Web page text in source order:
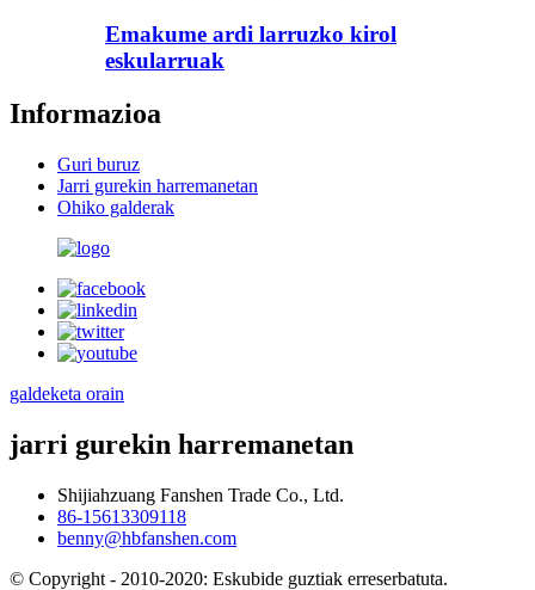
Emakume ardi larruzko kirol
eskularruak
Informazioa
Guri buruz
Jarri gurekin harremanetan
Ohiko galderak
galdeketa orain
jarri gurekin harremanetan
Shijiahzuang Fanshen Trade Co., Ltd.
86-15613309118
benny@hbfanshen.com
© Copyright - 2010-2020: Eskubide guztiak erreserbatuta.